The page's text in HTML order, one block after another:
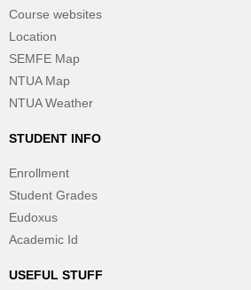
Course websites
Location
SEMFE Map
NTUA Map
NTUA Weather
STUDENT INFO
Enrollment
Student Grades
Eudoxus
Academic Id
USEFUL STUFF